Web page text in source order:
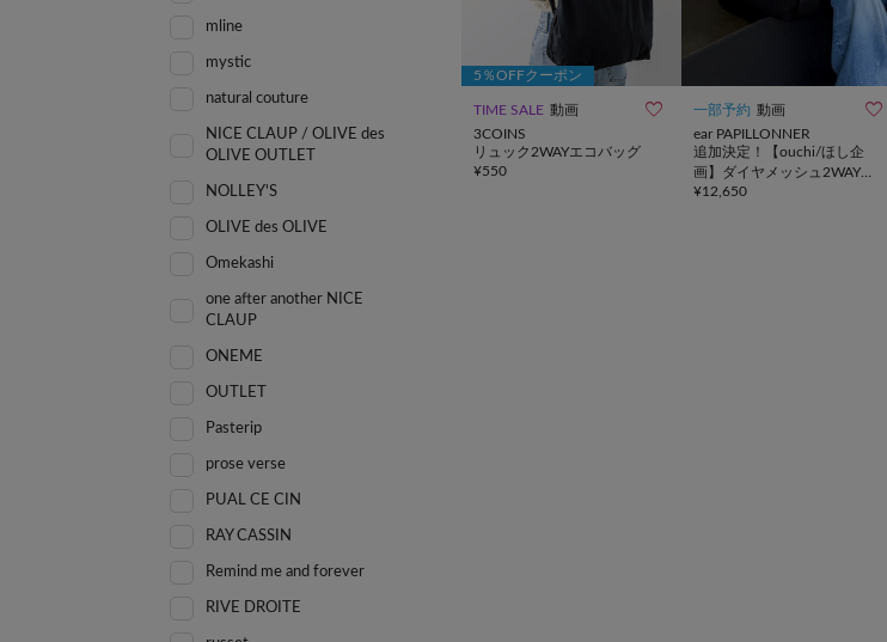
5％OFFクーポン
TIME SALE 動画 
3COINS
リュック2WAYエコバッグ
¥550
一部予約 動画 
ear PAPILLONNER
追加決定！【ouchi/ほし企
画】ダイヤメッシュ2WAYト
ートバッグ Sサイズ
¥12,650
mline
mystic
natural couture
NICE CLAUP / OLIVE des
OLIVE OUTLET
NOLLEY'S
OLIVE des OLIVE
Omekashi
one after another NICE
CLAUP
ONEME
OUTLET
Pasterip
prose verse
PUAL CE CIN
RAY CASSIN
Remind me and forever
RIVE DROITE